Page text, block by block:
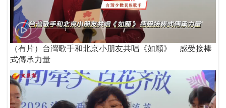
（有片）台灣歌手和北京小朋友共唱《如願》 感受接棒
式傳承力量